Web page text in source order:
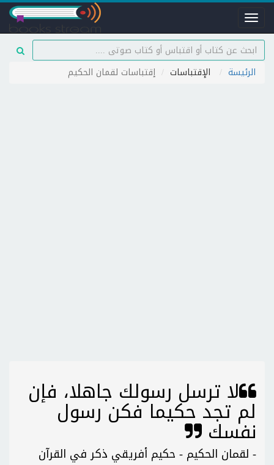
Toggle
navigation
الرئيسة الإقتباسات إقتباسات لقمان الحكيم
لا ترسل رسولك جاهلا، فإن
لم تجد حكيما فكن رسول
نفسك
- لقمان الحكيم - حكيم أفريقي ذكر في القرآن